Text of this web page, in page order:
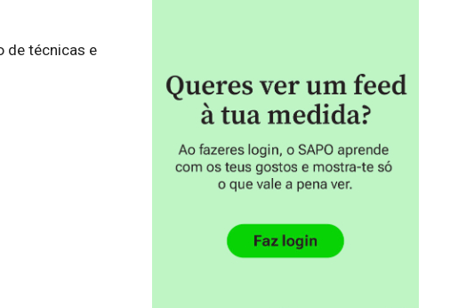
de técnicas e